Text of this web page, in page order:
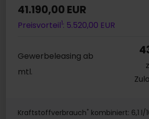
41.190,00 EUR
Preisvorteil1: 5.520,00 EUR
Gewerbeleasing ab
mtl.
Kraftstoffverbrauch* kombiniert: 6,1 l/